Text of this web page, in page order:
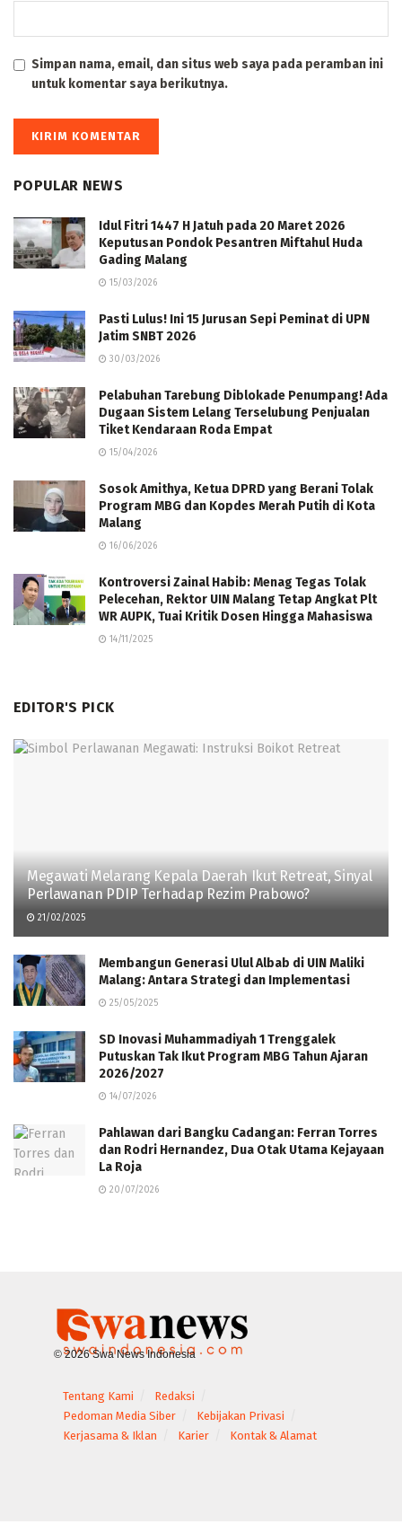
Simpan nama, email, dan situs web saya pada peramban ini
untuk komentar saya berikutnya.
POPULAR NEWS
Idul Fitri 1447 H Jatuh pada 20 Maret 2026
Keputusan Pondok Pesantren Miftahul Huda
Gading Malang
15/03/2026
Pasti Lulus! Ini 15 Jurusan Sepi Peminat di UPN
Jatim SNBT 2026
30/03/2026
Pelabuhan Tarebung Diblokade Penumpang! Ada
Dugaan Sistem Lelang Terselubung Penjualan
Tiket Kendaraan Roda Empat
15/04/2026
Sosok Amithya, Ketua DPRD yang Berani Tolak
Program MBG dan Kopdes Merah Putih di Kota
Malang
16/06/2026
Kontroversi Zainal Habib: Menag Tegas Tolak
Pelecehan, Rektor UIN Malang Tetap Angkat Plt
WR AUPK, Tuai Kritik Dosen Hingga Mahasiswa
14/11/2025
EDITOR'S PICK
Megawati Melarang Kepala Daerah Ikut Retreat, Sinyal
Perlawanan PDIP Terhadap Rezim Prabowo?
21/02/2025
Membangun Generasi Ulul Albab di UIN Maliki
Malang: Antara Strategi dan Implementasi
25/05/2025
SD Inovasi Muhammadiyah 1 Trenggalek
Putuskan Tak Ikut Program MBG Tahun Ajaran
2026/2027
14/07/2026
Pahlawan dari Bangku Cadangan: Ferran Torres
dan Rodri Hernandez, Dua Otak Utama Kejayaan
La Roja
20/07/2026
© 2026 Swa News Indonesia
Tentang Kami
Redaksi
Pedoman Media Siber
Kebijakan Privasi
Kerjasama & Iklan
Karier Kontak & Alamat